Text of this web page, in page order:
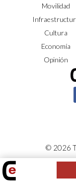
Movilidad
Cultura
Economía
Opinión
© 2026